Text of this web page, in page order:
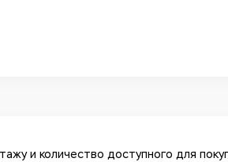
и количество доступного для